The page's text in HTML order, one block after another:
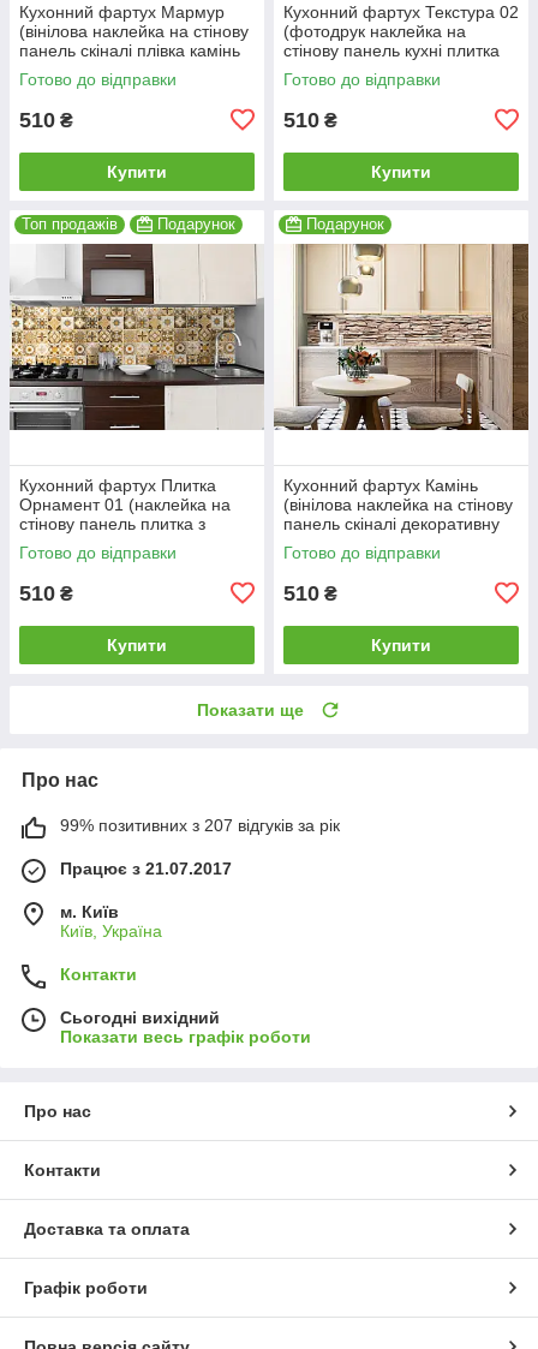
Кухонний фартух Мармур
(вінілова наклейка на стінову
панель скіналі плівка камінь
мармуровий) 600*2000 мм
Готово до відправки
510 ₴
Купити
Кухонний фартух Текстура 02
(фотодрук наклейка на
стінову панель кухні плитка
під цеглу) 600*2000 мм
Готово до відправки
510 ₴
Купити
Топ продажів Подарунок
Кухонний фартух Плитка
Орнамент 01 (наклейка на
стінову панель плитка з
візерунками) 600*2000 мм
Готово до відправки
510 ₴
Купити
Подарунок
Кухонний фартух Камінь
(вінілова наклейка на стінову
панель скіналі декоративну
цегляну кладку) 600*2000
Готово до відправки
510 ₴
Купити
Показати ще
Про нас
99% позитивних з 207 відгуків за рік
Працює з 21.07.2017
м. Київ
Київ, Україна
Контакти
Сьогодні вихідний
Показати весь графік роботи
Про нас
Контакти
Доставка та оплата
Графік роботи